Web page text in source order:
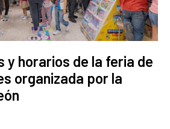
y horarios de la feria de
organizada por la